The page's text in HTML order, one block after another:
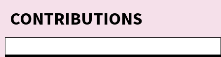
CONTRIBUTIONS